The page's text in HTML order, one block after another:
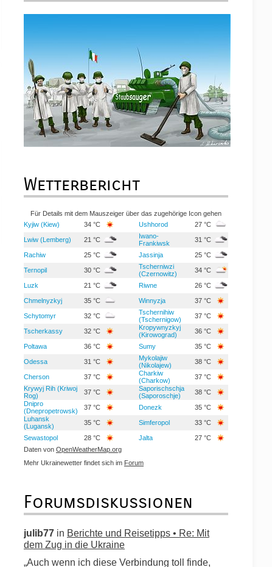
Wetterbericht
Für Details mit dem Mauszeiger über das zugehörige Icon gehen
Kyjiw (Kiew)
34 °C Ushhorod 27 °C
Lwiw (Lemberg) 21 °C
Iwano-
Frankiwsk
31 °C
Rachiw 25 °C Jassinja 25 °C
Ternopil 30 °C
Tscherniwzi
(Czernowitz)
34 °C
Luzk 21 °C Riwne 26 °C
Chmelnyzkyj 35 °C Winnyzja 37 °C
Schytomyr 32 °C
Tschernihiw
(Tschernigow)
37 °C
Tscherkassy 32 °C
Kropywnyzkyj
(Kirowograd)
36 °C
Poltawa 36 °C Sumy 35 °C
Odessa 31 °C
Mykolajiw
(Nikolajew)
38 °C
Cherson 37 °C
Charkiw
(Charkow)
37 °C
Krywyj Rih (Kriwoj
Rog)
37 °C
Saporischschja
(Saporoschje)
38 °C
Dnipro
(Dnepropetrowsk)
37 °C Donezk
35 °C
Luhansk
(Lugansk)
35 °C Simferopol 33 °C
Sewastopol 28 °C Jalta
27 °C
Daten von OpenWeatherMap.org
Mehr Ukrainewetter findet sich im Forum
Forumsdiskussionen
julib77 in Berichte und Reisetipps • Re: Mit
dem Zug in die Ukraine
„Auch wenn ich diese Verbindung toll finde,